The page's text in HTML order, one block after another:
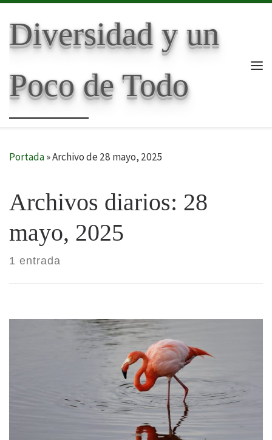
Diversidad y un
Poco de Todo
Portada»Archivo de 28 mayo, 2025
Archivos diarios: 28
mayo, 2025
1 entrada